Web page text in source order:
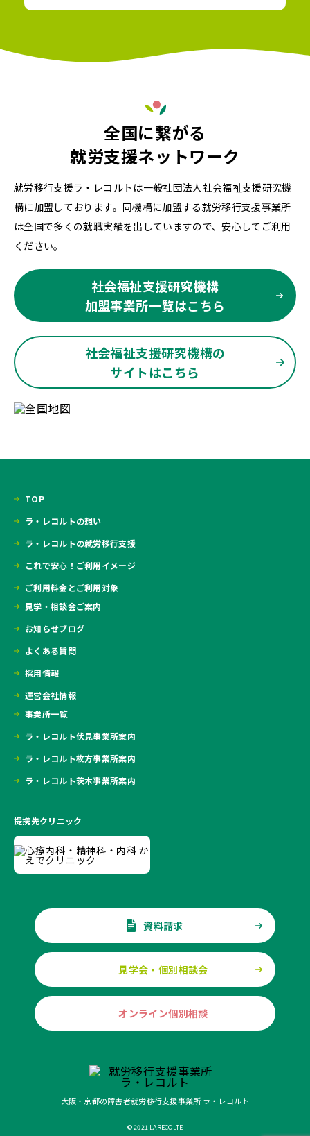
全国に繋がる
就労支援ネットワーク
就労移行支援ラ・レコルトは一般社団法人社会福祉支援研究機
構に加盟しております。同機構に加盟する就労移行支援事業所
は全国で多くの就職実績を出していますので、安心してご利用
ください。
社会福祉支援研究機構
加盟事業所一覧はこちら
社会福祉支援研究機構の
サイトはこちら
TOP
ラ・レコルトの想い
ラ・レコルトの就労移行支援
これで安心！ご利用イメージ
ご利用料金とご利用対象
見学・相談会ご案内
お知らせブログ
よくある質問
採用情報
運営会社情報
事業所一覧
ラ・レコルト伏見事業所案内
ラ・レコルト枚方事業所案内
ラ・レコルト茨木事業所案内
提携先クリニック
資料請求
見学会・個別相談会
オンライン個別相談
大阪・京都の障害者就労移行支援事業所 ラ・レコルト
© 2021 LARECOLTE